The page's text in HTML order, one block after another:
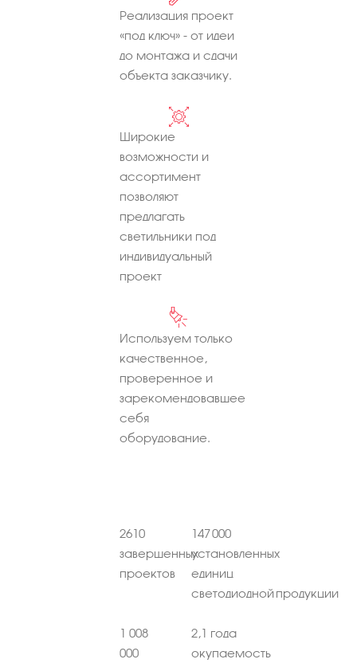
Реализация проект
«под ключ» - от идеи
до монтажа и сдачи
объекта заказчику.
Широкие
возможности и
ассортимент
позволяют
предлагать
светильники под
индивидуальный
проект
Используем только
качественное,
проверенное и
зарекомендовавшее
себя
оборудование.
2610
завершенных
проектов
147 000
установленных
единиц
светодиодной продукции
1 008
000
2,1 года
окупаемость